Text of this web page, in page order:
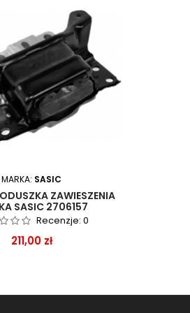
MARKA: SASIC
ZAWIESZENIA
SASIC 2706157
Recenzje: 0
Cena
211,00 zł